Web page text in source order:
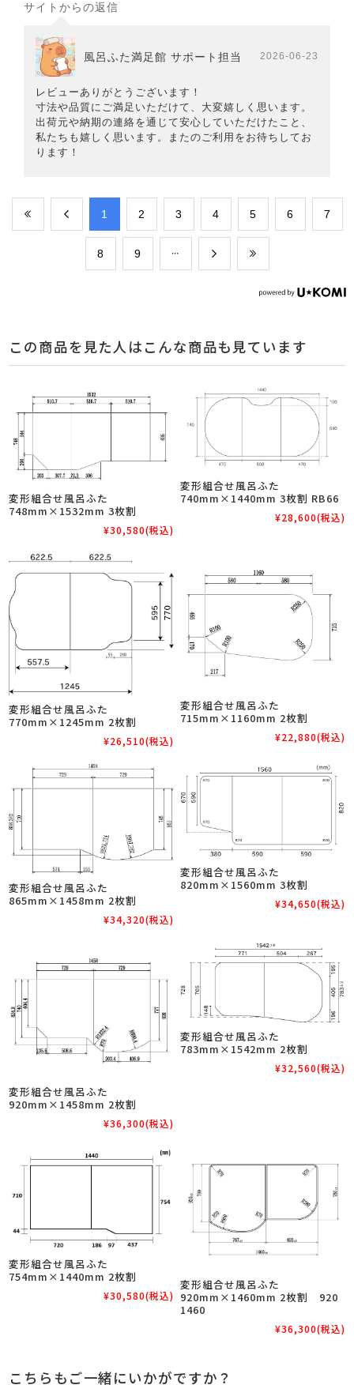
サイトからの返信
風呂ふた満足館 サポート担当 2026-06-23
レビューありがとうございます！
寸法や品質にご満足いただけて、大変嬉しく思います。
出荷元や納期の連絡を通じて安心していただけたこと、
私たちも嬉しく思います。またのご利用をお待ちしてお
ります！
​1 ​2 ​3 ​4 ​5 ​6 ​7
​8 ​9
この商品を見た人はこんな商品も見ています
変形組合せ風呂ふた
748mm×1532mm 3枚割
¥30,580(税込)
変形組合せ風呂ふた
740mm×1440mm 3枚割 RB66
¥28,600(税込)
変形組合せ風呂ふた
770mm×1245mm 2枚割
¥26,510(税込)
変形組合せ風呂ふた
715mm×1160mm 2枚割
¥22,880(税込)
変形組合せ風呂ふた
865mm×1458mm 2枚割
¥34,320(税込)
変形組合せ風呂ふた
820mm×1560mm 3枚割
¥34,650(税込)
変形組合せ風呂ふた
920mm×1458mm 2枚割
¥36,300(税込)
変形組合せ風呂ふた
783mm×1542mm 2枚割
¥32,560(税込)
変形組合せ風呂ふた
754mm×1440mm 2枚割
¥30,580(税込)
変形組合せ風呂ふた
920mm×1460mm 2枚割 920
1460
¥36,300(税込)
こちらもご一緒にいかがですか？